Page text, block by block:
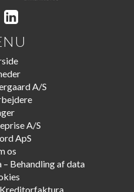
A/S
A/S
ApS
os
– Behandling af data